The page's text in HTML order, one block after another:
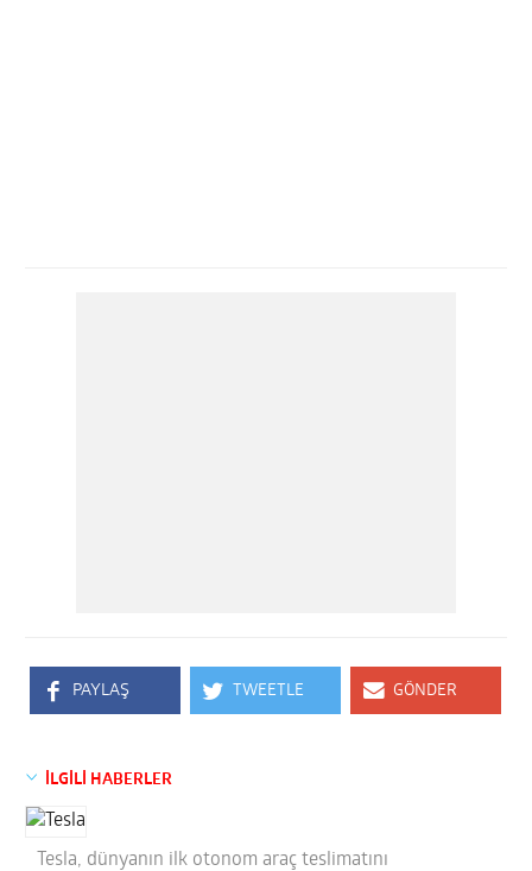
PAYLAŞ TWEETLE GÖNDER
İLGİLİ HABERLER
Tesla, dünyanın ilk otonom araç teslimatını